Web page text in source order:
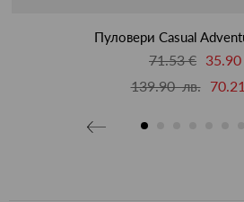
Пуловери Casual
71.53 €
139.90 лв.